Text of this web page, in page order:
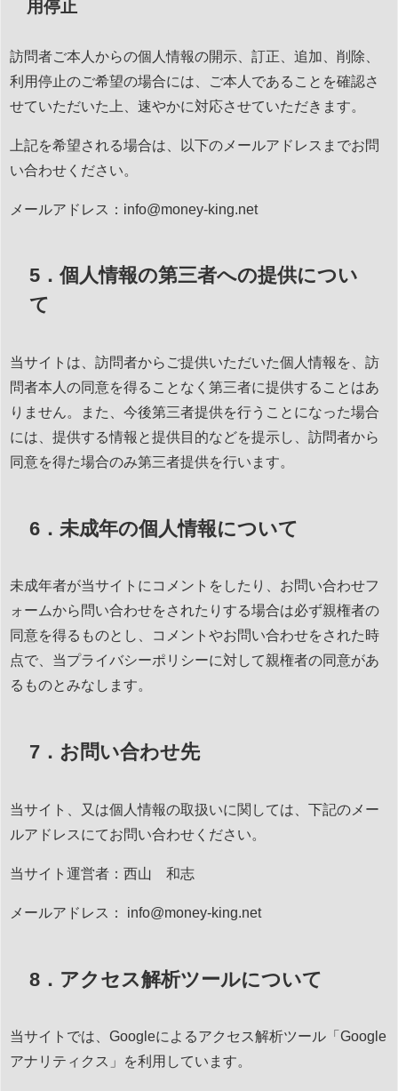
用停止
訪問者ご本人からの個人情報の開示、訂正、追加、削除、
利用停止のご希望の場合には、ご本人であることを確認さ
せていただいた上、速やかに対応させていただきます。
上記を希望される場合は、以下のメールアドレスまでお問
い合わせください。
メールアドレス：info@money-king.net
5．個人情報の第三者への提供につい
て
当サイトは、訪問者からご提供いただいた個人情報を、訪
問者本人の同意を得ることなく第三者に提供することはあ
りません。また、今後第三者提供を行うことになった場合
には、提供する情報と提供目的などを提示し、訪問者から
同意を得た場合のみ第三者提供を行います。
6．未成年の個人情報について
未成年者が当サイトにコメントをしたり、お問い合わせフ
ォームから問い合わせをされたりする場合は必ず親権者の
同意を得るものとし、コメントやお問い合わせをされた時
点で、当プライバシーポリシーに対して親権者の同意があ
るものとみなします。
7．お問い合わせ先
当サイト、又は個人情報の取扱いに関しては、下記のメー
ルアドレスにてお問い合わせください。
当サイト運営者：西山 和志
メールアドレス： info@money-king.net
8．アクセス解析ツールについて
当サイトでは、Googleによるアクセス解析ツール「Google
アナリティクス」を利用しています。